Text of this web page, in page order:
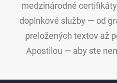
medzinárodné
doplnkové služby — od
preložených textov až
Apostilou — aby ste